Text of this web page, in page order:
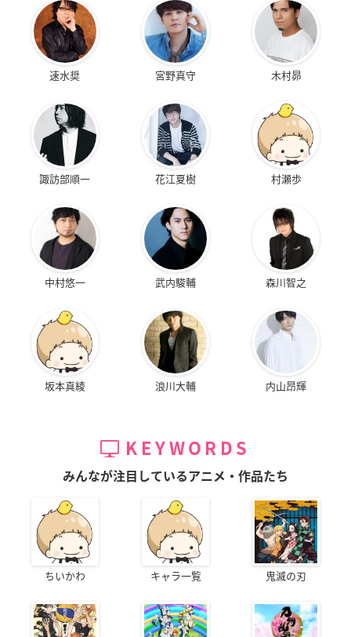
速水奨 宮野真守 木村昴
諏訪部順一 花江夏樹 村瀬歩
中村悠一 武内駿輔 森川智之
坂本真綾 浪川大輔 内山昂輝
KEYWORDS
みんなが注目しているアニメ・作品たち
ちいかわ キャラ一覧 鬼滅の刃